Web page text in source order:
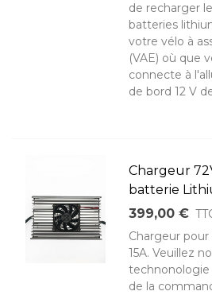
de recharger
batteries
votre vélo à
(VAE) où que
connecte à
de bord 12 V
Chargeur
batterie
399,00 €
Chargeur
15A. Veuillez
de la